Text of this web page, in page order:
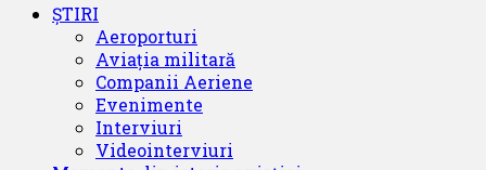
Primary
ȘTIRI
Aeroporturi
Aviația militară
Companii Aeriene
Evenimente
Interviuri
Videointerviuri